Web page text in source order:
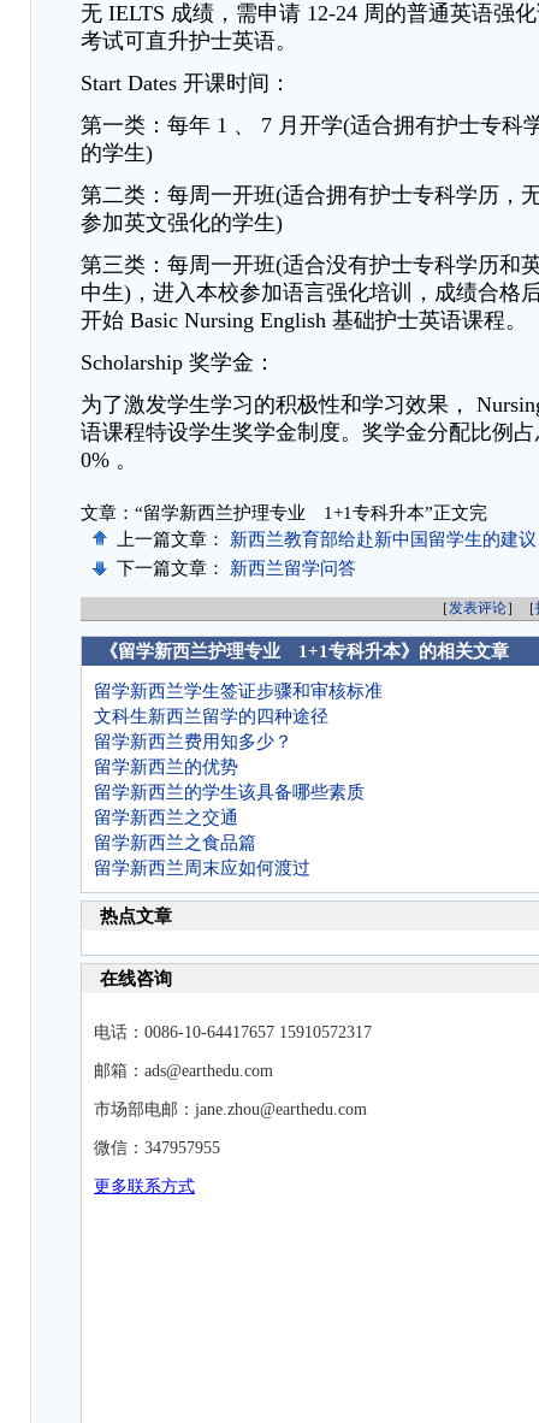
无 IELTS 成绩，需申请 12-24 周的普通英语强
考试可直升护士英语。
Start Dates 开课时间：
第一类：每年 1 、 7 月开学(适合拥有护士专科
的学生)
第二类：每周一开班(适合拥有护士专科学历，
参加英文强化的学生)
第三类：每周一开班(适合没有护士专科学历和
中生)，进入本校参加语言强化培训，成绩合格
开始 Basic Nursing English 基础护士英语课程。
Scholarship 奖学金：
为了激发学生学习的积极性和学习效果，
语课程特设学生奖学金制度。奖学金分配比例
0% 。
文章：“留学新西兰护理专业 1+1专科升本”正文完
上一篇文章： 新西兰教育部给赴新中国留学生的建议
下一篇文章： 新西兰留学问答
［发表评论］［
《留学新西兰护理专业 1+1专科升本》的相关文章
留学新西兰学生签证步骤和审核标准
文科生新西兰留学的四种途径
留学新西兰费用知多少？
留学新西兰的优势
留学新西兰的学生该具备哪些素质
留学新西兰之交通
留学新西兰之食品篇
留学新西兰周末应如何渡过
热点文章
在线咨询